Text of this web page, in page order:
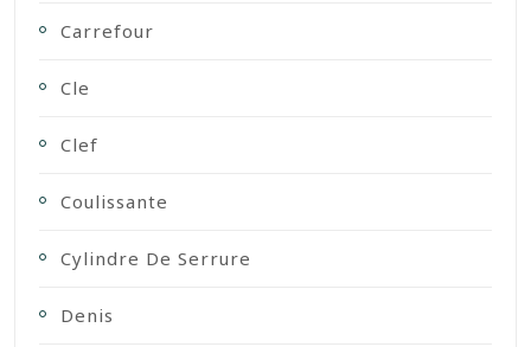
Carrefour
Cle
Clef
Coulissante
Cylindre De Serrure
Denis